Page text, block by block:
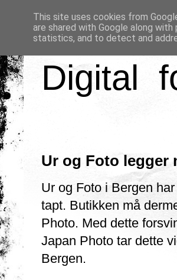
Digital
Ur og Foto legger
Ur og Foto i Bergen
tapt. Butikken må
Photo. Med dette
Japan Photo tar dette
Bergen.
This site uses cookies from
are shared with Google along
statistics, and to detect and